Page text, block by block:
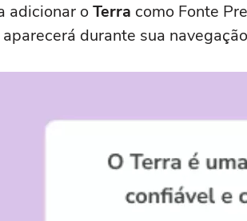
adicionar oTerra como Fonte
durante sua